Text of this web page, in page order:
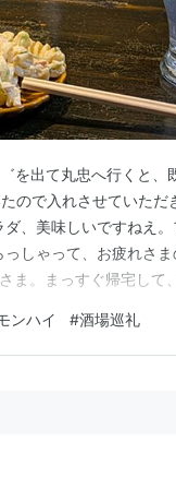
を出て丸忠へ行くと、
ので入れさせていた
、美味しいですねえ
しゃって、お疲れさ
ま。まっすぐ帰宅して
ンハイ #酒場巡礼